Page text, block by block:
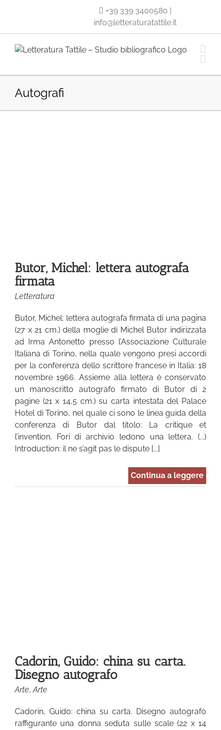
+39 339 3400580 |
info@letteraturatattile.it
Autografi
Butor, Michel: lettera autografa
firmata
Letteratura
Butor, Michel: lettera autografa firmata di una pagina
(27 x 21 cm.) della moglie di Michel Butor indirizzata
ad Irma Antonetto presso l’Associazione Culturale
Italiana di Torino, nella quale vengono presi accordi
per la conferenza dello scrittore francese in Italia: 18
novembre 1966. Assieme alla lettera è conservato
un manoscritto autografo firmato di Butor di 2
pagine (21 x 14,5 cm.) su carta intestata del Palace
Hotel di Torino, nel quale ci sono le linea guida della
conferenza di Butor dal titolo: La critique et
l’invention. Fori di archivio ledono una lettera. (...)
Introduction: il ne s’agit pas le dispute [...]
Continua a leggere
Cadorin, Guido: china su carta.
Disegno autografo
Arte,Arte
Cadorin, Guido: china su carta. Disegno autografo
raffigurante una donna seduta sulle scale (22 x 14